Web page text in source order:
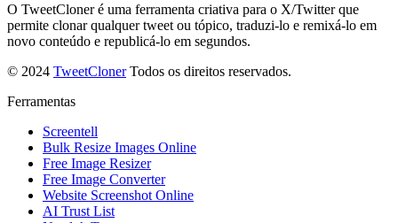
O TweetCloner é uma ferramenta criativa para o X/Twitter que
permite clonar qualquer tweet ou tópico, traduzi-lo e remixá-lo em
novo conteúdo e republicá-lo em segundos.
© 2024 TweetCloner Todos os direitos reservados.
Ferramentas
Screentell
Bulk Resize Images Online
Free Image Resizer
Free Image Converter
Website Screenshot Online
AI Trust List